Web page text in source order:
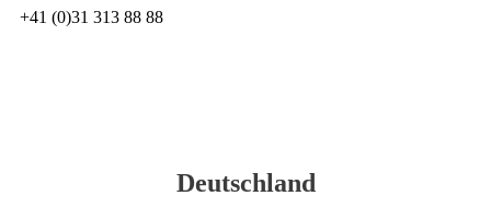
+41 (0)31 313 88 88
Deutschland